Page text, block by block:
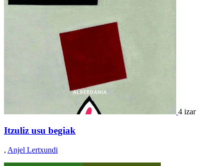
4 izar
Itzuliz usu begiak
, Anjel Lertxundi